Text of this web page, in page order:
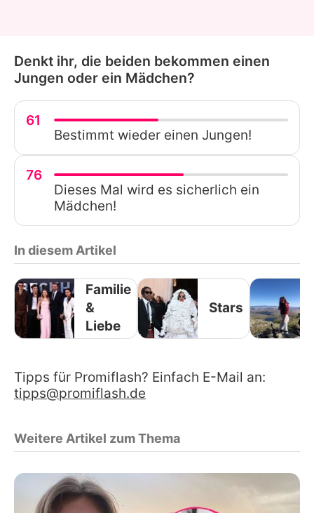
Denkt ihr, die beiden bekommen einen
Jungen oder ein Mädchen?
61
Bestimmt wieder einen Jungen!
76
Dieses Mal wird es sicherlich ein
Mädchen!
In diesem Artikel
Familie
&
Liebe
Stars
Tipps für Promiflash? Einfach E-Mail an:
tipps@promiflash.de
Weitere Artikel zum Thema